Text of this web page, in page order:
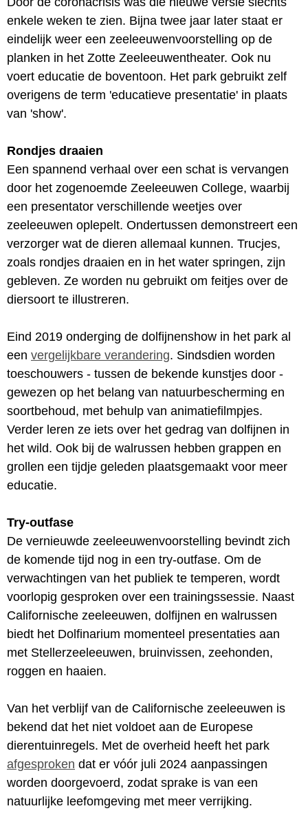
enkele weken te zien. Bijna twee jaar later staat er
eindelijk weer een zeeleeuwenvoorstelling op de
planken in het Zotte Zeeleeuwentheater. Ook nu
voert educatie de boventoon. Het park gebruikt zelf
overigens de term 'educatieve presentatie' in plaats
van 'show'.
Rondjes draaien
Een spannend verhaal over een schat is vervangen
door het zogenoemde Zeeleeuwen College, waarbij
een presentator verschillende weetjes over
zeeleeuwen oplepelt. Ondertussen demonstreert een
verzorger wat de dieren allemaal kunnen. Trucjes,
zoals rondjes draaien en in het water springen, zijn
gebleven. Ze worden nu gebruikt om feitjes over de
diersoort te illustreren.
Eind 2019 onderging de dolfijnenshow in het park al
een vergelijkbare verandering. Sindsdien worden
toeschouwers - tussen de bekende kunstjes door -
gewezen op het belang van natuurbescherming en
soortbehoud, met behulp van animatiefilmpjes.
Verder leren ze iets over het gedrag van dolfijnen in
het wild. Ook bij de walrussen hebben grappen en
grollen een tijdje geleden plaatsgemaakt voor meer
educatie.
Try-outfase
De vernieuwde zeeleeuwenvoorstelling bevindt zich
de komende tijd nog in een try-outfase. Om de
verwachtingen van het publiek te temperen, wordt
voorlopig gesproken over een trainingssessie. Naast
Californische zeeleeuwen, dolfijnen en walrussen
biedt het Dolfinarium momenteel presentaties aan
met Stellerzeeleeuwen, bruinvissen, zeehonden,
roggen en haaien.
Van het verblijf van de Californische zeeleeuwen is
bekend dat het niet voldoet aan de Europese
dierentuinregels. Met de overheid heeft het park
afgesproken dat er vóór juli 2024 aanpassingen
worden doorgevoerd, zodat sprake is van een
natuurlijke leefomgeving met meer verrijking.